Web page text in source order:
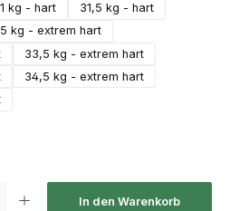
kg - hart
31,5 kg - hart
kg - extrem hart
33,5 kg - extrem hart
34,5 kg - extrem hart
In den Warenkorb